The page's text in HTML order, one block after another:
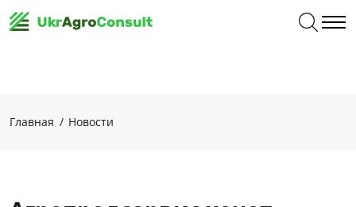
Главная Новости